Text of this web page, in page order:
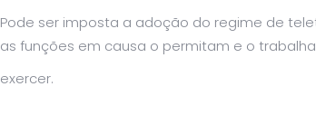
Pode ser imposta a adoção do regime de
as funções em causa o permitam e o
exercer.